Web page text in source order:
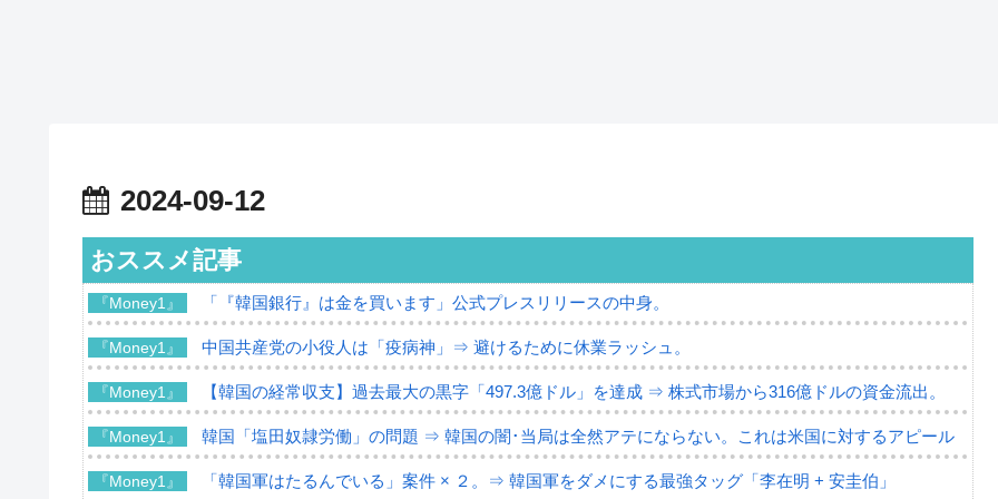
2024-09-12
おススメ記事
『Money1』 「『韓国銀行』は金を買います」公式プレスリリースの中身。
『Money1』 中国共産党の小役人は「疫病神」⇒ 避けるために休業ラッシュ。
『Money1』 【韓国の経常収支】過去最大の黒字「497.3億ドル」を達成 ⇒ 株式市場から316億ドルの資金流出。
『Money1』 韓国「塩田奴隷労働」の問題 ⇒ 韓国の闇･当局は全然アテにならない。これは米国に対するアピール
『Money1』 「韓国軍はたるんでいる」案件 × ２。⇒ 韓国軍をダメにする最強タッグ「李在明 + 安圭伯」